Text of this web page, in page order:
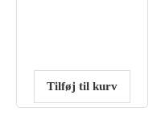
Tilføj til kurv